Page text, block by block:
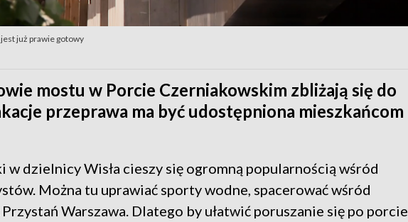
już prawie gotowy
mostu w Porcie Czerniakowskim zbliżają się do
przeprawa ma być udostępniona mieszkańcom
w dzielnicy Wisła cieszy się ogromną popularnością wśród
Można tu uprawiać sporty wodne, spacerować wśród
Warszawa. Dlatego by ułatwić poruszanie się po porcie